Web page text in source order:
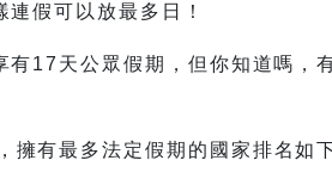
假可以放最多日！
17天公眾假期，但你知道嗎，
有最多法定假期的國家排名如下